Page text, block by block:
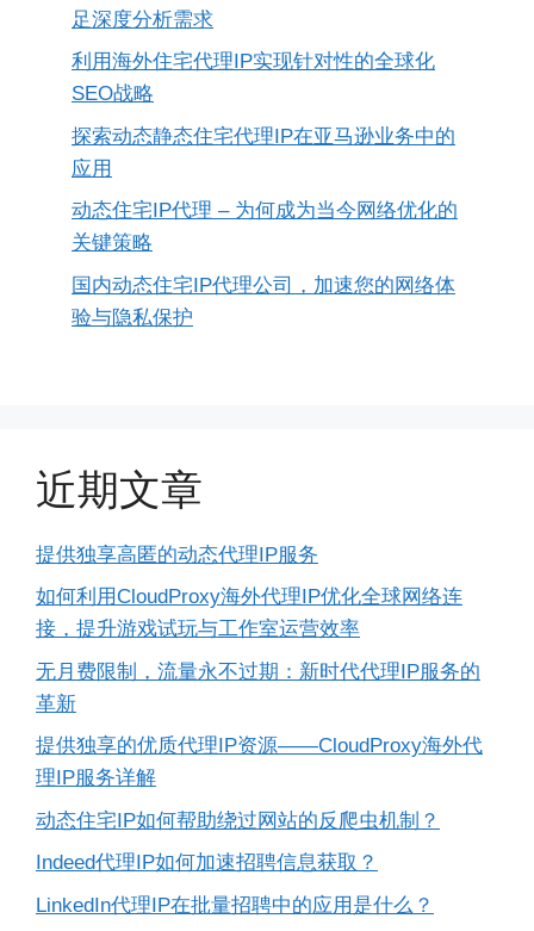
足深度分析需求
利用海外住宅代理IP实现针对性的全球化
SEO战略
探索动态静态住宅代理IP在亚马逊业务中的
应用
动态住宅IP代理 – 为何成为当今网络优化的
关键策略
国内动态住宅IP代理公司，加速您的网络体
验与隐私保护
近期文章
提供独享高匿的动态代理IP服务
如何利用CloudProxy海外代理IP优化全球网络连
接，提升游戏试玩与工作室运营效率
无月费限制，流量永不过期：新时代代理IP服务的
革新
提供独享的优质代理IP资源——CloudProxy海外代
理IP服务详解
动态住宅IP如何帮助绕过网站的反爬虫机制？
Indeed代理IP如何加速招聘信息获取？
LinkedIn代理IP在批量招聘中的应用是什么？